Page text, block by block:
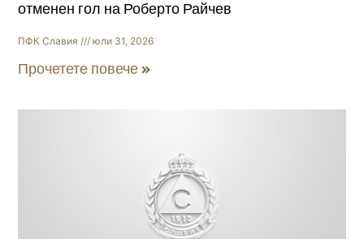
отменен гол на Роберто Райчев
ПФК Славия юли 31, 2026
Прочетете повече »